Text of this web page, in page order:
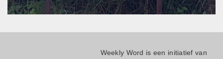
Weekly Word is een initiatief van